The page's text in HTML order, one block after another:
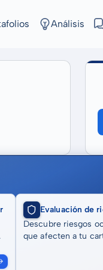
Análisis
Evaluación de
Descubre riesgos
que afecten a tu